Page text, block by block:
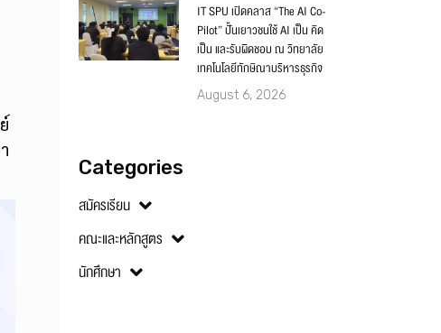
IT SPU เปิดคลาส “The AI Co-
Pilot” ปั้นเยาวชนใช้ AI เป็น คิด
เป็น และรับผิดชอบ ณ วิทยาลัย
Categories
คณะและหลักสูตร